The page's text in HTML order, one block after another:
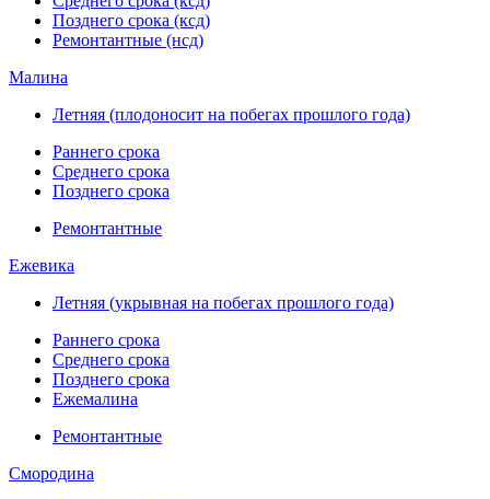
Позднего срока (ксд)
Ремонтантные (нсд)
Малина
Летняя (плодоносит на побегах прошлого года)
Раннего срока
Среднего срока
Позднего срока
Ремонтантные
Ежевика
Летняя (укрывная на побегах прошлого года)
Раннего срока
Среднего срока
Позднего срока
Ежемалина
Ремонтантные
Смородина